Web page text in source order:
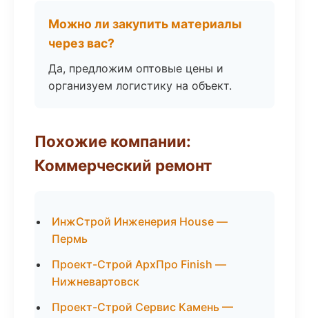
Можно ли закупить материалы
через вас?
Да, предложим оптовые цены и
организуем логистику на объект.
Похожие компании:
Коммерческий ремонт
ИнжСтрой Инженерия House —
Пермь
Проект-Строй АрхПро Finish —
Нижневартовск
Проект-Строй Сервис Камень —